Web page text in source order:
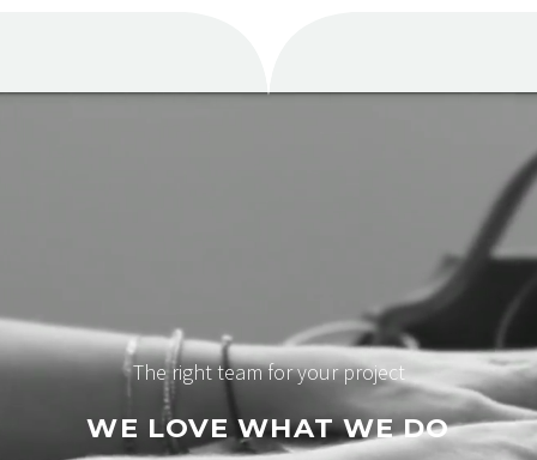
The right team for your project
WE LOVE WHAT WE DO